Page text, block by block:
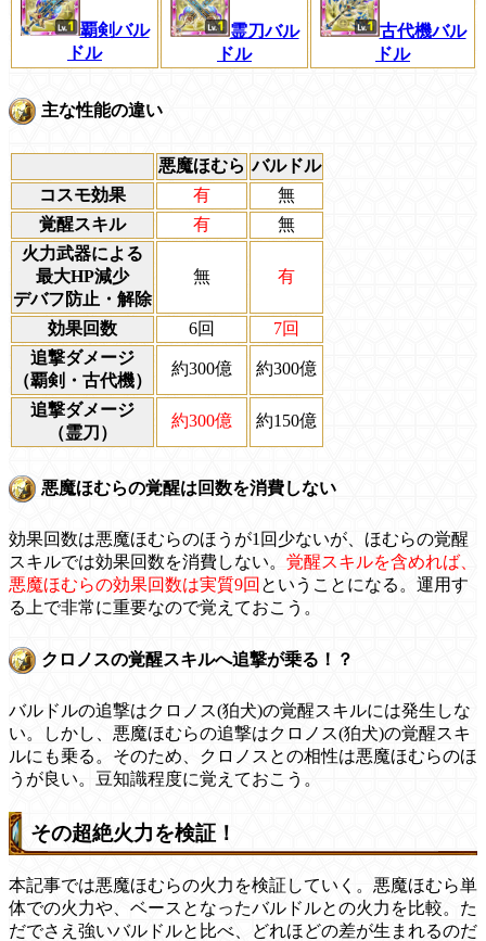
覇剣バル
ドル
霊刀バル
ドル
古代機バル
ドル
主な性能の違い
悪魔ほむら バルドル
コスモ効果
有
無
覚醒スキル
有
無
火力武器による
最大HP減少
デバフ防止・解除
無 有
効果回数 6回
7回
追撃ダメージ
（覇剣・古代機）
約300億 約300億
追撃ダメージ
（霊刀）
約300億 約150億
悪魔ほむらの覚醒は回数を消費しない
効果回数は悪魔ほむらのほうが1回少ないが、ほむらの覚醒
スキルでは効果回数を消費しない。 覚醒スキルを含めれば、
悪魔ほむらの効果回数は実質9回 ということになる。運用す
る上で非常に重要なので覚えておこう。
クロノスの覚醒スキルへ追撃が乗る！？
バルドルの追撃はクロノス(狛犬)の覚醒スキルには発生しな
い。しかし、悪魔ほむらの追撃はクロノス(狛犬)の覚醒スキ
ルにも乗る。そのため、クロノスとの相性は悪魔ほむらのほ
うが良い。豆知識程度に覚えておこう。
その超絶火力を検証！
本記事では悪魔ほむらの火力を検証していく。悪魔ほむら単
体での火力や、ベースとなったバルドルとの火力を比較。た
だでさえ強いバルドルと比べ、どれほどの差が生まれるのだ